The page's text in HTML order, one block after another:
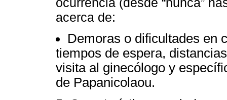
acerca de:
Demoras o dificultades en
tiempos de espera,
visita al ginecólogo y
de Papanicolaou.